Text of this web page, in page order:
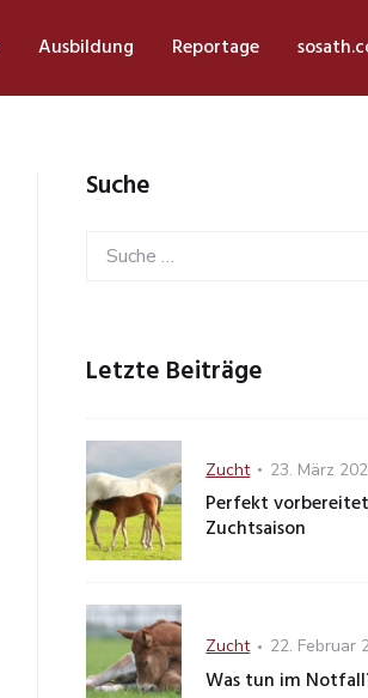
Ausbildung Reportage
Suche
Search
Letzte Beiträge
Category
Zucht
Posted
23. März
Perfekt
Zuchtsaison
Category
Zucht
Posted
on
22. Februar
Was tun im